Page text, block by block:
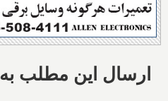
Share this with: ارسال این مطلب به